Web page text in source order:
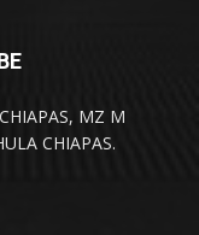
MZ M
CHIAPAS.